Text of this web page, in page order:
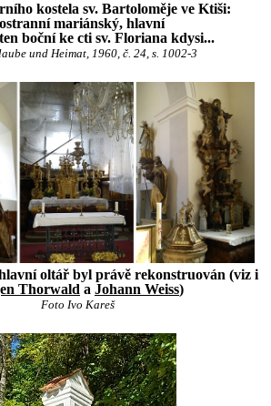
kostela sv. Bartoloměje ve Ktiši:
mariánský, hlavní
boční ke cti sv. Floriana kdysi...
und Heimat, 1960, č. 24, s. 1002-3
oltář byl právě rekonstruován (viz i
Thorwald a Johann Weiss)
Foto Ivo Kareš